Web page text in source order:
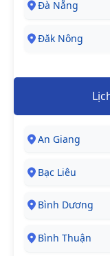
Đà Nẵng
Đăk Nông
An Giang
Bạc Liêu
Bình Dương
Bình Thuận